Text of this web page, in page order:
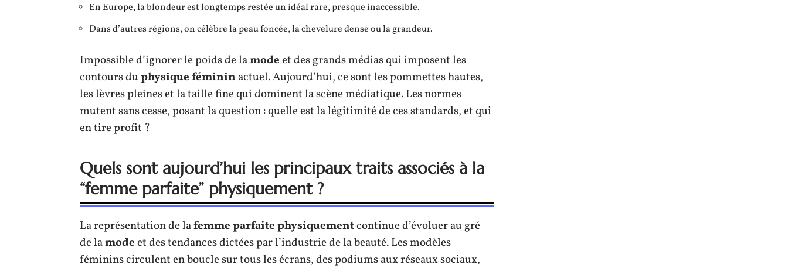
En Europe, la blondeur est longtemps restée un idéal rare, presque inaccessible.
Dans d’autres régions, on célèbre la peau foncée, la chevelure dense ou la grandeur.
Impossible d’ignorer le poids de lamodeet des grands médias qui imposent les
contours duphysique féminin actuel. Aujourd’hui, ce sont les pommettes hautes,
les lèvres pleines et la taille fine qui dominent la scène médiatique. Les normes
mutent sans cesse, posant la question : quelle est la légitimité de ces standards, et qui
en tire profit ?
Quels sont aujourd’hui les principaux traits associés à la
“femme parfaite” physiquement ?
La représentation de lafemme parfaite physiquementcontinue d’évoluer au gré
de lamodeet des tendances dictées par l’industrie de la beauté. Les modèles
féminins circulent en boucle sur tous les écrans, des podiums aux réseaux sociaux,